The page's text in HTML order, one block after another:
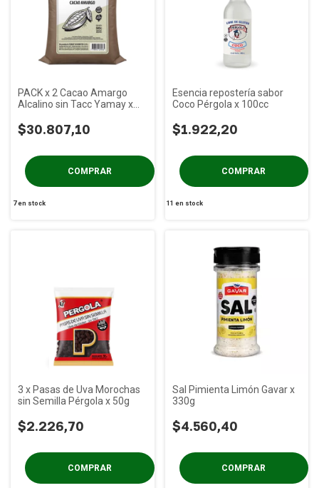
PACK x 2 Cacao Amargo
Alcalino sin Tacc Yamay x
$30.807,10
7en stock
Esencia repostería sabor
Coco Pérgola x 100cc
$1.922,20
11 en stock
3 x Pasas de Uva Morochas
sin Semilla Pérgola x 50g
$2.226,70
Sal Pimienta Limón Gavar x
330g
$4.560,40